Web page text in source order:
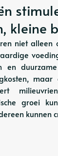
kleine
niet alleen
groei
kunnen